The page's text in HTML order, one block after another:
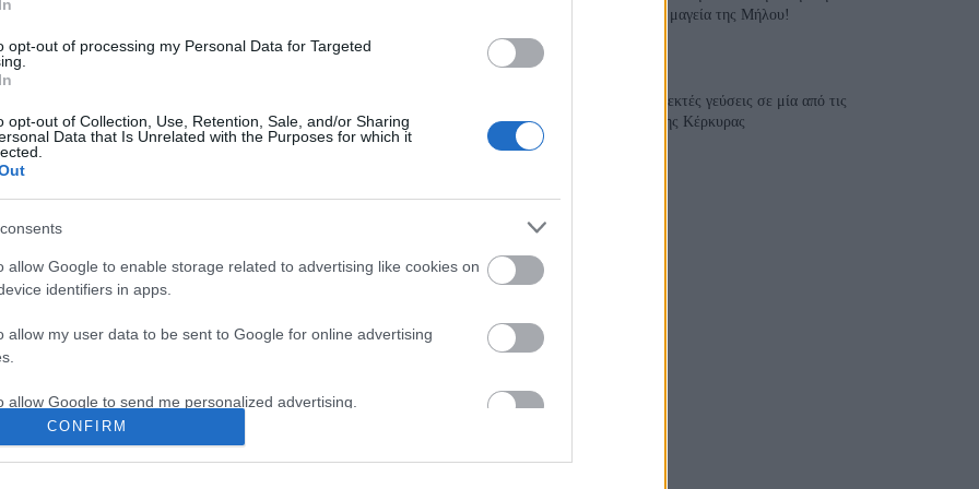
opt-out of processing my Personal Data for Targeted
opt-out of Collection, Use, Retention, Sale, and/or Sharing
Data that Is Unrelated with the Purposes for which it
allow Google to enable storage related to advertising like cookies on
identifiers in apps.
allow my user data to be sent to Google for online advertising
allow Google to send me personalized advertising.
CONFIRM
παραμένει αναλλοίωτο στον χρόνο
βρίσκονται μερικά από τα πιο...
Ιωάννινα
εντυπωσιακές λίμνες! (βίντεο)
17 Φεβρουαρίου 2021, 14:37
Στις νότιες πλαγιές του Γράμμου δεσπόζει το πιο ορεινό χωριό της
γαστρονομία συναντά τη μαγεία της Μήλου!
28 Ιουλίου 2026, 10:58
Aiolia Avlaki Corfu: Εκλεκτές γεύσεις σε μία από τις
ομορφότερες παραλίες της Κέρκυρας
28 Ιουλίου 2026, 10:50